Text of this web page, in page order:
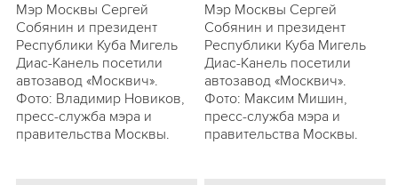
Мэр Москвы Сергей
Собянин и президент
Республики Куба Мигель
Диас-Канель посетили
автозавод «Москвич».
Фото: Владимир Новиков,
пресс-служба мэра и
правительства Москвы.
Мэр Москвы Сергей
Собянин и президент
Республики Куба Мигель
Диас-Канель посетили
автозавод «Москвич».
Фото: Максим Мишин,
пресс-служба мэра и
правительства Москвы.